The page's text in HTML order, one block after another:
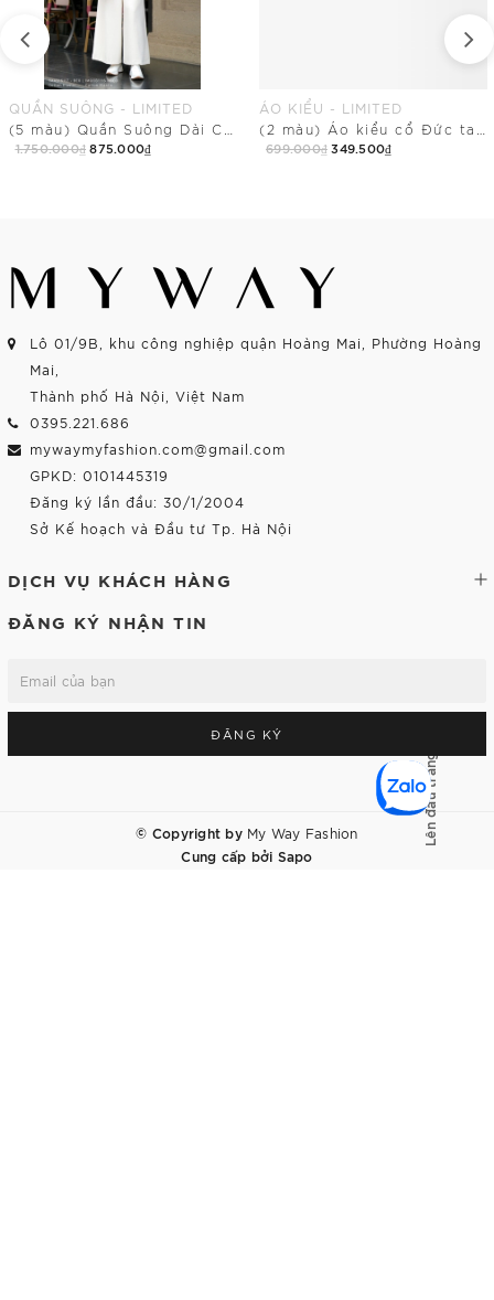
QUẦN SUÔNG - LIMITED
1.750.000₫ 875.000₫
ÁO KIỂU - LIMITED
699.000₫ 349.500₫
Lô 01/9B, khu công nghiệp quận Hoàng Mai, Phường Hoàng
Mai,
Thành phố Hà Nội, Việt Nam
0395.221.686
mywaymyfashion.com@gmail.com
GPKD: 0101445319
Đăng ký lần đầu: 30/1/2004
Sở Kế hoạch và Đầu tư Tp. Hà Nội
DỊCH VỤ KHÁCH HÀNG
ĐĂNG KÝ NHẬN TIN
ĐĂNG KÝ
© Copyright by My Way Fashion
Cung cấp bởi Sapo
Lên đầu trang